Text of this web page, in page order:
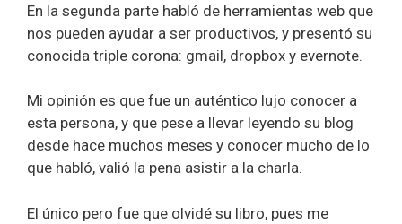
En la segunda parte habló de herramientas web que
nos pueden ayudar a ser productivos, y presentó su
conocida triple corona: gmail, dropbox y evernote.
Mi opinión es que fue un auténtico lujo conocer a
esta persona, y que pese a llevar leyendo su blog
desde hace muchos meses y conocer mucho de lo
que habló, valió la pena asistir a la charla.
El único pero fue que olvidé su libro, pues me